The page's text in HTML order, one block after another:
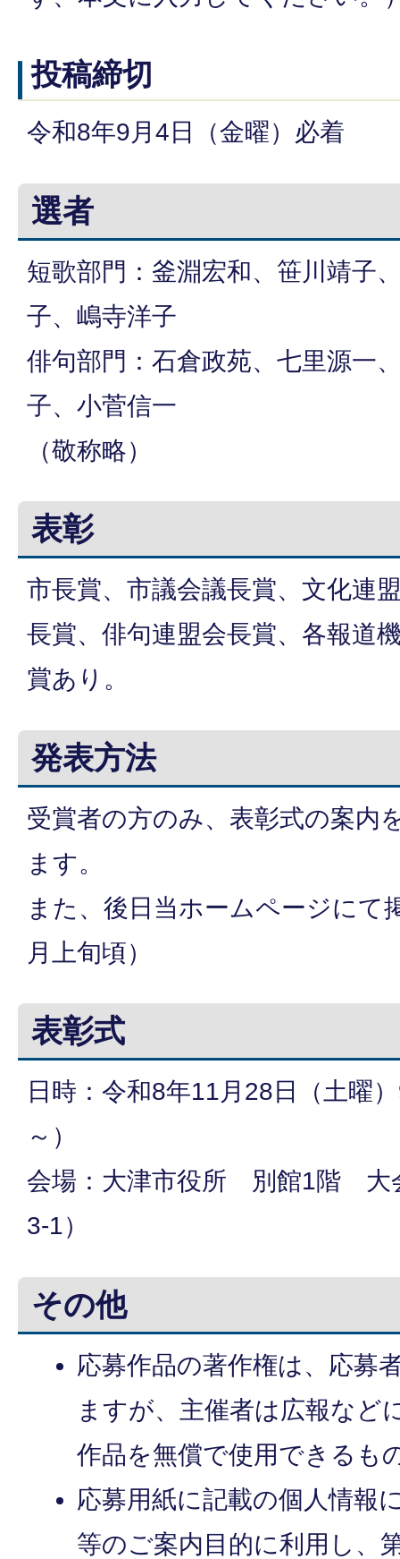
投稿締切
令和8年9月4日（金曜）必着
選者
短歌部門：釜淵宏和、笹川靖子
子、嶋寺洋子
俳句部門：石倉政苑、七里源一
子、小菅信一
（敬称略）
表彰
市長賞、市議会議長賞、文化連
長賞、俳句連盟会長賞、各報道
賞あり。
発表方法
受賞者の方のみ、表彰式の案内
ます。
また、後日当ホームページにて
月上旬頃）
表彰式
日時：令和8年11月28日（土曜
～）
会場：大津市役所 別館1階 大
3-1）
その他
応募作品の著作権は、応募
ますが、主催者は広報など
作品を無償で使用できるも
応募用紙に記載の個人情報
等のご案内目的に利用し、